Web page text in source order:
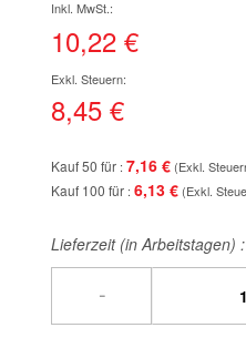
der
Bildgalerie
10,22 €
8,45 €
Kauf 50 für 7,16 €
Kauf 100 für 6,13 €
Lieferzeit (in Arbeitstagen) :
-